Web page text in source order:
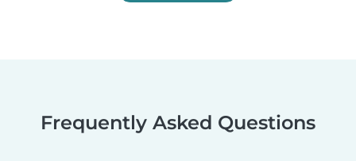
Frequently Asked Questions